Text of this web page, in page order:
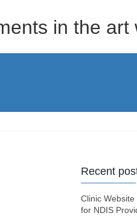
in the art
Recent
Clinic Website
for NDIS